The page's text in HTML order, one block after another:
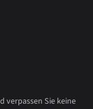
verpassen Sie keine